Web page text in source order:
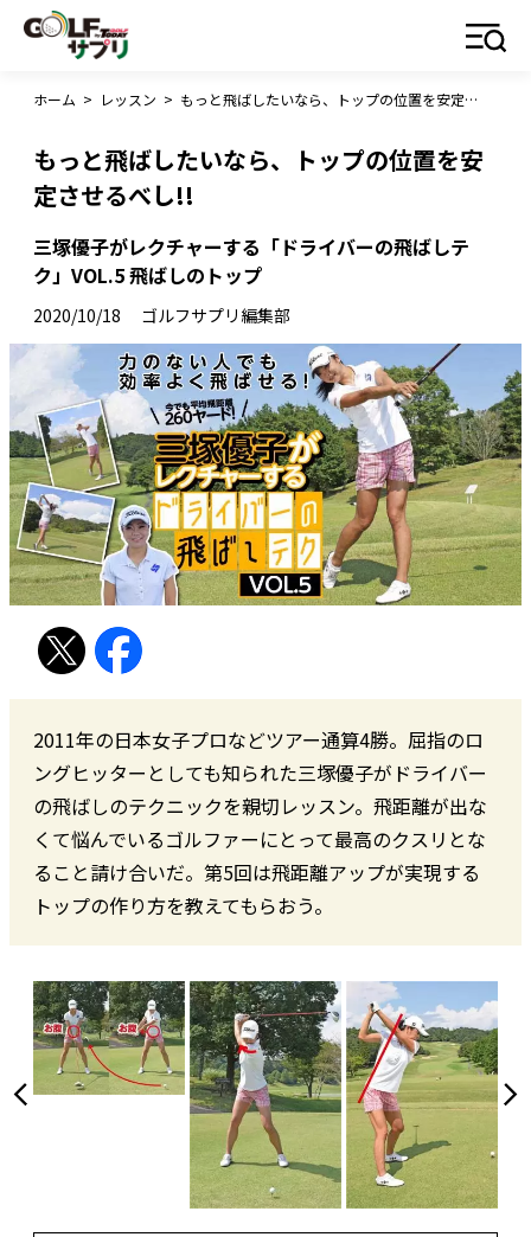
ホーム > レッスン > もっと飛ばしたいなら、トップの位置を安定させるべし!!
もっと飛ばしたいなら、トップの位置を安
定させるべし!!
三塚優子がレクチャーする「ドライバーの飛ばしテ
ク」VOL.5 飛ばしのトップ
2020/10/18 ゴルフサプリ編集部
2011年の日本女子プロなどツアー通算4勝。屈指のロ
ングヒッターとしても知られた三塚優子がドライバー
の飛ばしのテクニックを親切レッスン。飛距離が出な
くて悩んでいるゴルファーにとって最高のクスリとな
ること請け合いだ。第5回は飛距離アップが実現する
トップの作り方を教えてもらおう。